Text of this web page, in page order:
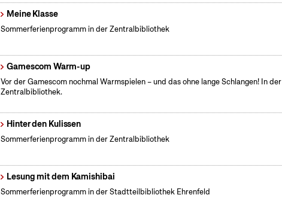
Meine Klasse
Sommerferienprogramm in der Zentralbibliothek
Gamescom Warm-up
Vor der Gamescom nochmal Warmspielen – und das ohne lange Schlangen! In der
Zentralbibliothek.
Hinter den Kulissen
Sommerferienprogramm in der Zentralbibliothek
Lesung mit dem Kamishibai
Sommerferienprogramm in der Stadtteilbibliothek Ehrenfeld